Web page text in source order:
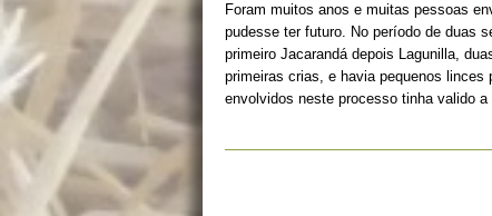
Foram muitos anos e muitas pessoas
pudesse ter futuro. No período de duas
primeiro Jacarandá depois Lagunilla,
primeiras crias, e havia pequenos
envolvidos neste processo tinha valido a